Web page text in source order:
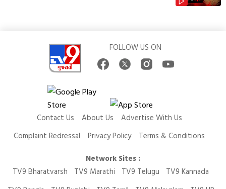
FOLLOW US ON
Contact Us About Us
Advertise With Us
Complaint Redressal
Privacy Policy
Terms & Conditions
Network Sites :
TV9 Bharatvarsh
TV9 Marathi TV9 Telugu
TV9 Kannada